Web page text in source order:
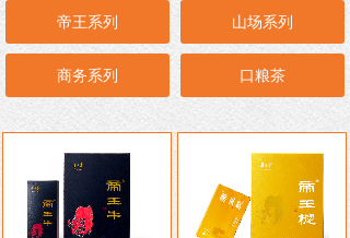
山场系列
帝王系列
商务系列 口粮茶